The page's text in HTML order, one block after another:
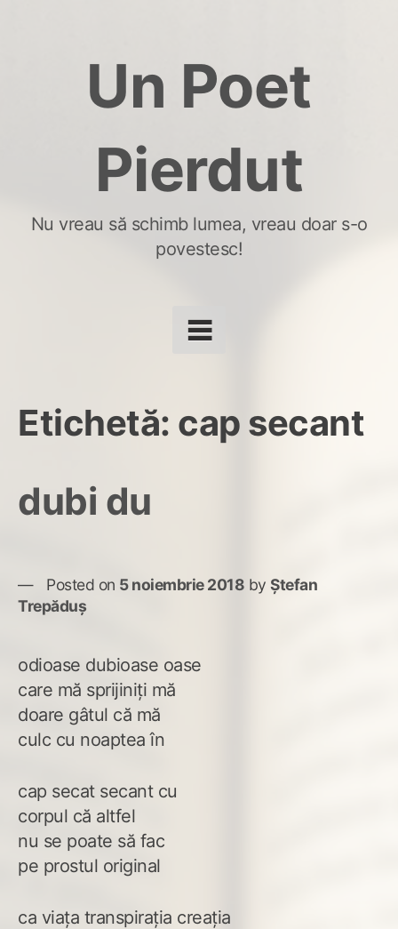
Un Poet
Pierdut
Nu vreau să schimb lumea, vreau doar s-o
povestesc!
Etichetă: cap secant
dubi du
Posted on 5 noiembrie 2018 by Ștefan
Trepăduș
odioase dubioase oase
care mă sprijiniți mă
doare gâtul că mă
culc cu noaptea în
cap secat secant cu
corpul că altfel
nu se poate să fac
pe prostul original
ca viața transpirația creația